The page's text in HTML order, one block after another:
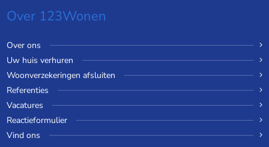
Over 123Wonen
Over ons
Uw huis verhuren
Woonverzekeringen afsluiten
Referenties
Vacatures
Reactieformulier
Vind ons